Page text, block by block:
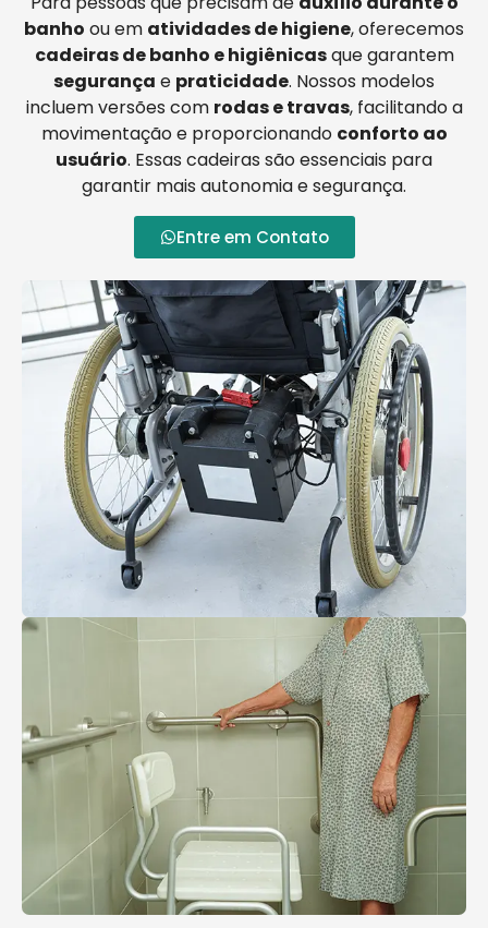
banho ou em atividades de higiene, oferecemos
cadeiras de banho e higiênicasque garantem
segurança e praticidade. Nossos modelos
incluem versões com rodas e travas, facilitando a
movimentação e proporcionando conforto ao
usuário. Essas cadeiras são essenciais para
garantir mais autonomia e segurança.
Entre em Contato